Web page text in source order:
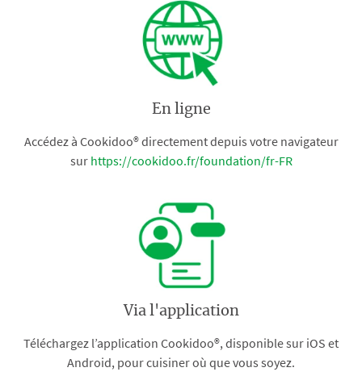
En ligne
Accédez à Cookidoo® directement depuis votre navigateur
sur https://cookidoo.fr/foundation/fr-FR
Via l'application
Téléchargez l’application Cookidoo®, disponible sur iOS et
Android, pour cuisiner où que vous soyez.